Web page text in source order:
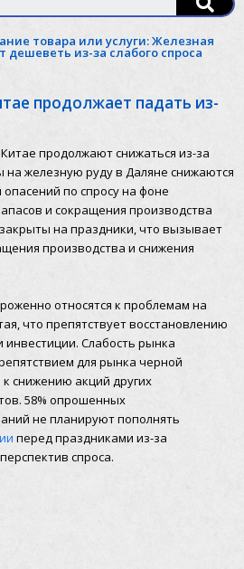
товара или услуги:Железная
дешеветь из-за слабого спроса
продолжает падать из-
продолжают снижаться из-за
на железную руду в Даляне снижаются
по спросу на фоне
и сокращения производства
на праздники, что вызывает
производства и снижения
относятся к проблемам на
что препятствует восстановлению
Слабость рынка
для рынка черной
снижению акций других
58% опрошенных
не планируют пополнять
перед праздниками из-за
спроса.